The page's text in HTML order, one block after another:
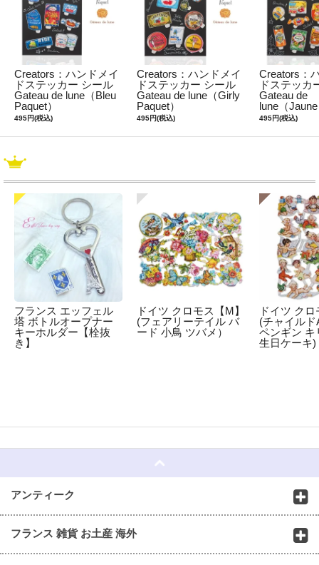
Creators：ハンドメイ
ドステッカー シール
Gateau de lune（Bleu
Paquet）
495円(税込)
Creators：ハンドメイ
ドステッカー シール
Gateau de lune（Girly
Paquet）
495円(税込)
Creators：
ドステッカ
Gateau de
lune（
495円(税込)
フランス エッフェル
塔 ボトルオープナー
キーホルダー【栓抜
き】
ドイツ クロモス【M】
(フェアリーテイル バ
ード 小鳥 ツバメ）
ドイツ ク
(チャイルド
ペンギン キ
生日ケーキ)
アンティーク
フランス 雑貨 お土産 海外